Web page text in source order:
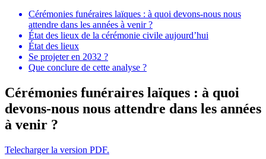
Cérémonies funéraires laïques : à quoi devons-nous nous
attendre dans les années à venir ?
État des lieux de la cérémonie civile aujourd’hui
État des lieux
Se projeter en 2032 ?
Que conclure de cette analyse ?
Cérémonies funéraires laïques : à quoi
devons-nous nous attendre dans les années
à venir ?
Telecharger la version PDF.